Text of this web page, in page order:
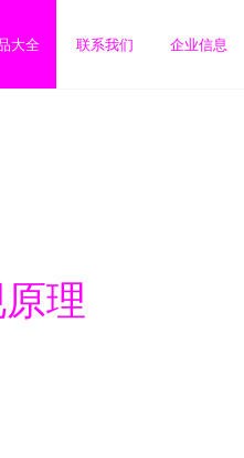
大全 联系我们 企业信息
理